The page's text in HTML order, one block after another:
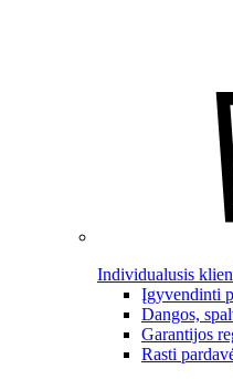
Individualusis
Įgyvendinti
Dangos,
Garantijos
Rasti